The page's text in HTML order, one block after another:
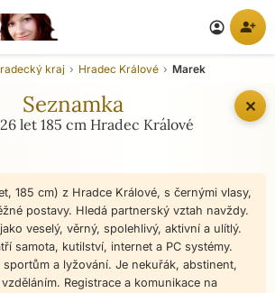
account_circle person_add
✕
kraj Hradec Králové Marek
Seznamka
let 185 cm Hradec Králové
185 cm) z Hradce Králové, s černými vlasy,
postavy. Hledá partnerský vztah navždy.
veselý, věrný, spolehlivý, aktivní a ulítlý.
samota, kutilství, internet a PC systémy.
a lyžování. Je nekuřák, abstinent,
Registrace a komunikace na